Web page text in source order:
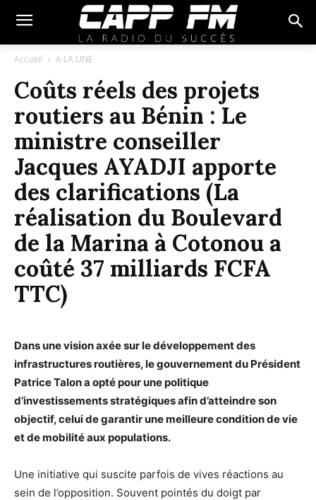
Accueil A LA UNE
Coûts réels des projets
routiers au Bénin : Le
ministre conseiller
Jacques AYADJI apporte
des clarifications (La
réalisation du Boulevard
de la Marina à Cotonou a
coûté 37 milliards FCFA
TTC)
Dans une vision axée sur le développement des
infrastructures routières, le gouvernement du Président
Patrice Talon a opté pour une politique
d’investissements stratégiques afin d’atteindre son
objectif, celui de garantir une meilleure condition de vie
et de mobilité aux populations.
Une initiative qui suscite parfois de vives réactions au
sein de l’opposition. Souvent pointés du doigt par